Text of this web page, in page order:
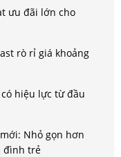
ưu đãi lớn cho
rò rỉ giá khoảng
hiệu lực từ đầu
Nhỏ gọn hơn
đình trẻ